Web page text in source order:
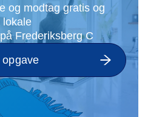
og modtag gratis og
lokale
Frederiksberg C